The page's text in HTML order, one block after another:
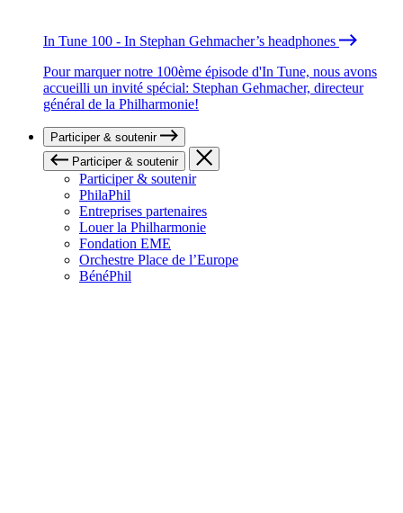
In Tune 100 - In Stephan Gehmacher’s headphones
Pour marquer notre 100ème épisode d'In Tune, nous avons
accueilli un invité spécial: Stephan Gehmacher, directeur
général de la Philharmonie!
Participer & soutenir
Participer & soutenir
Participer & soutenir
PhilaPhil
Entreprises partenaires
Louer la Philharmonie
Fondation EME
Orchestre Place de l’Europe
BénéPhil